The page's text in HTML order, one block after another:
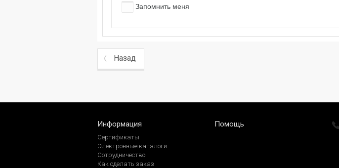
Запомнить меня
Назад
Информация
Сертификаты
Электронные каталоги
Сотрудничество
Как сделать заказ
Помощь